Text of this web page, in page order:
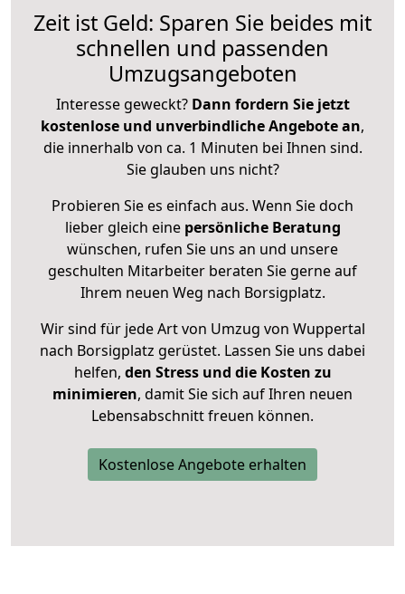
Zeit ist Geld: Sparen Sie beides mit
schnellen und passenden
Umzugsangeboten
Interesse geweckt? Dann fordern Sie jetzt
kostenlose und unverbindliche Angebote an,
die innerhalb von ca. 1 Minuten bei Ihnen sind.
Sie glauben uns nicht?
Probieren Sie es einfach aus. Wenn Sie doch
lieber gleich eine persönliche Beratung
wünschen, rufen Sie uns an und unsere
geschulten Mitarbeiter beraten Sie gerne auf
Ihrem neuen Weg nach Borsigplatz.
Wir sind für jede Art von Umzug von Wuppertal
nach Borsigplatz gerüstet. Lassen Sie uns dabei
helfen, den Stress und die Kosten zu
minimieren, damit Sie sich auf Ihren neuen
Lebensabschnitt freuen können.
Kostenlose Angebote erhalten